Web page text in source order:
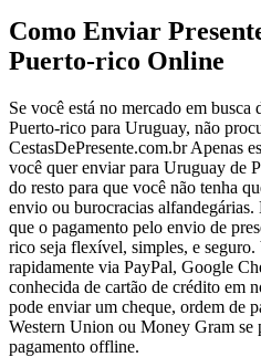
Como Enviar
Puerto-rico Online
Se você está no mercado em
Puerto-rico para Uruguay, não
CestasDePresente.com.br Apenas
você quer enviar para Uruguay de
do resto para que você não tenha
envio ou burocracias
que o pagamento pelo envio de
rico seja flexível, simples, e
rapidamente via PayPal, Google
conhecida de cartão de crédito em
pode enviar um cheque, ordem de
Western Union ou Money Gram se
pagamento offline.